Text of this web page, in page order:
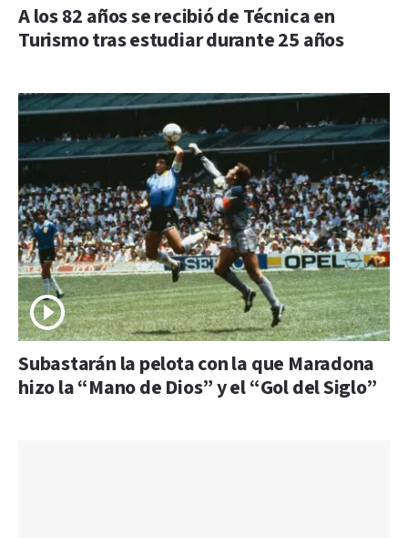
A los 82 años se recibió de Técnica en
Turismo tras estudiar durante 25 años
Subastarán la pelota con la que Maradona
hizo la “Mano de Dios” y el “Gol del Siglo”